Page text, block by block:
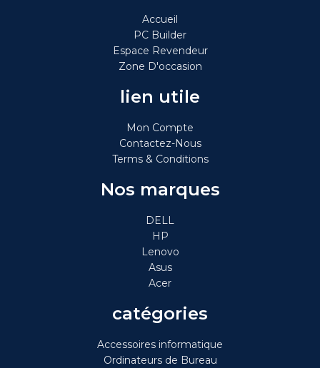
Accueil
PC Builder
Espace Revendeur
Zone D'occasion
lien utile
Mon Compte
Contactez-Nous
Terms & Conditions
Nos marques
DELL
HP
Lenovo
Asus
Acer
catégories
Accessoires informatique
Ordinateurs de Bureau